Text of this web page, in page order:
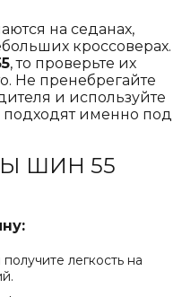
на седанах,
кроссоверах.
, то проверьте их
Не пренебрегайте
и используйте
именно под
ШИН 55
легкость на